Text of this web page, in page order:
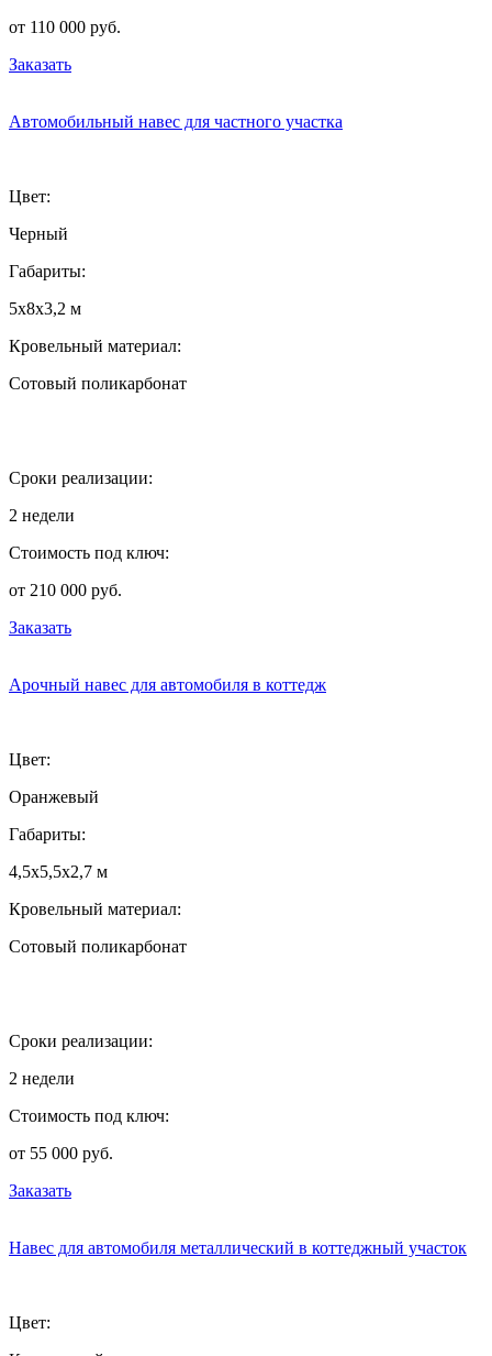
от 110 000 руб.
Заказать
Автомобильный навес для частного участка
Цвет:
Черный
Габариты:
5х8х3,2 м
Кровельный материал:
Сотовый поликарбонат
Сроки реализации:
2 недели
Стоимость под ключ:
от 210 000 руб.
Заказать
Арочный навес для автомобиля в коттедж
Цвет:
Оранжевый
Габариты:
4,5х5,5х2,7 м
Кровельный материал:
Сотовый поликарбонат
Сроки реализации:
2 недели
Стоимость под ключ:
от 55 000 руб.
Заказать
Навес для автомобиля металлический в коттеджный участок
Цвет: